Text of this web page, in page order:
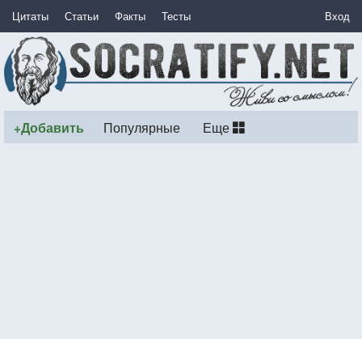
Цитаты Статьи Факты Тесты Вход
+Добавить Популярные Еще